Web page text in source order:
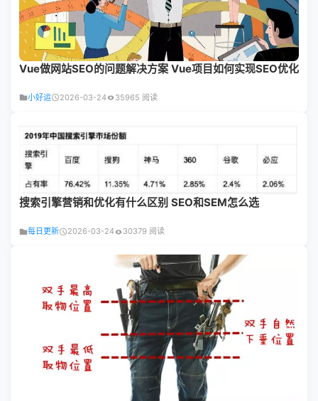
Vue做网站SEO的问题解决方案 Vue项目如何实现SEO优化
小好运 2026-03-24 35965 阅读
搜索引擎营销和优化有什么区别 SEO和SEM怎么选
每日更新 2026-03-24 30379 阅读